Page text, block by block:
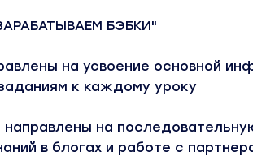
БЭБКИ"
на усвоение основной
к каждому уроку
на
в блогах и работе с